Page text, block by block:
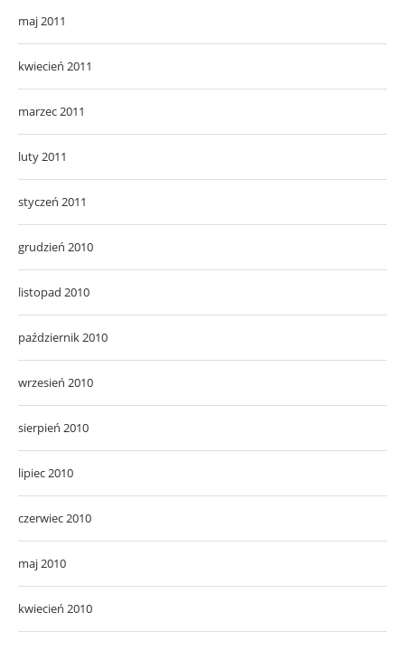
maj 2011
kwiecień 2011
marzec 2011
luty 2011
styczeń 2011
grudzień 2010
listopad 2010
październik 2010
wrzesień 2010
sierpień 2010
lipiec 2010
czerwiec 2010
maj 2010
kwiecień 2010